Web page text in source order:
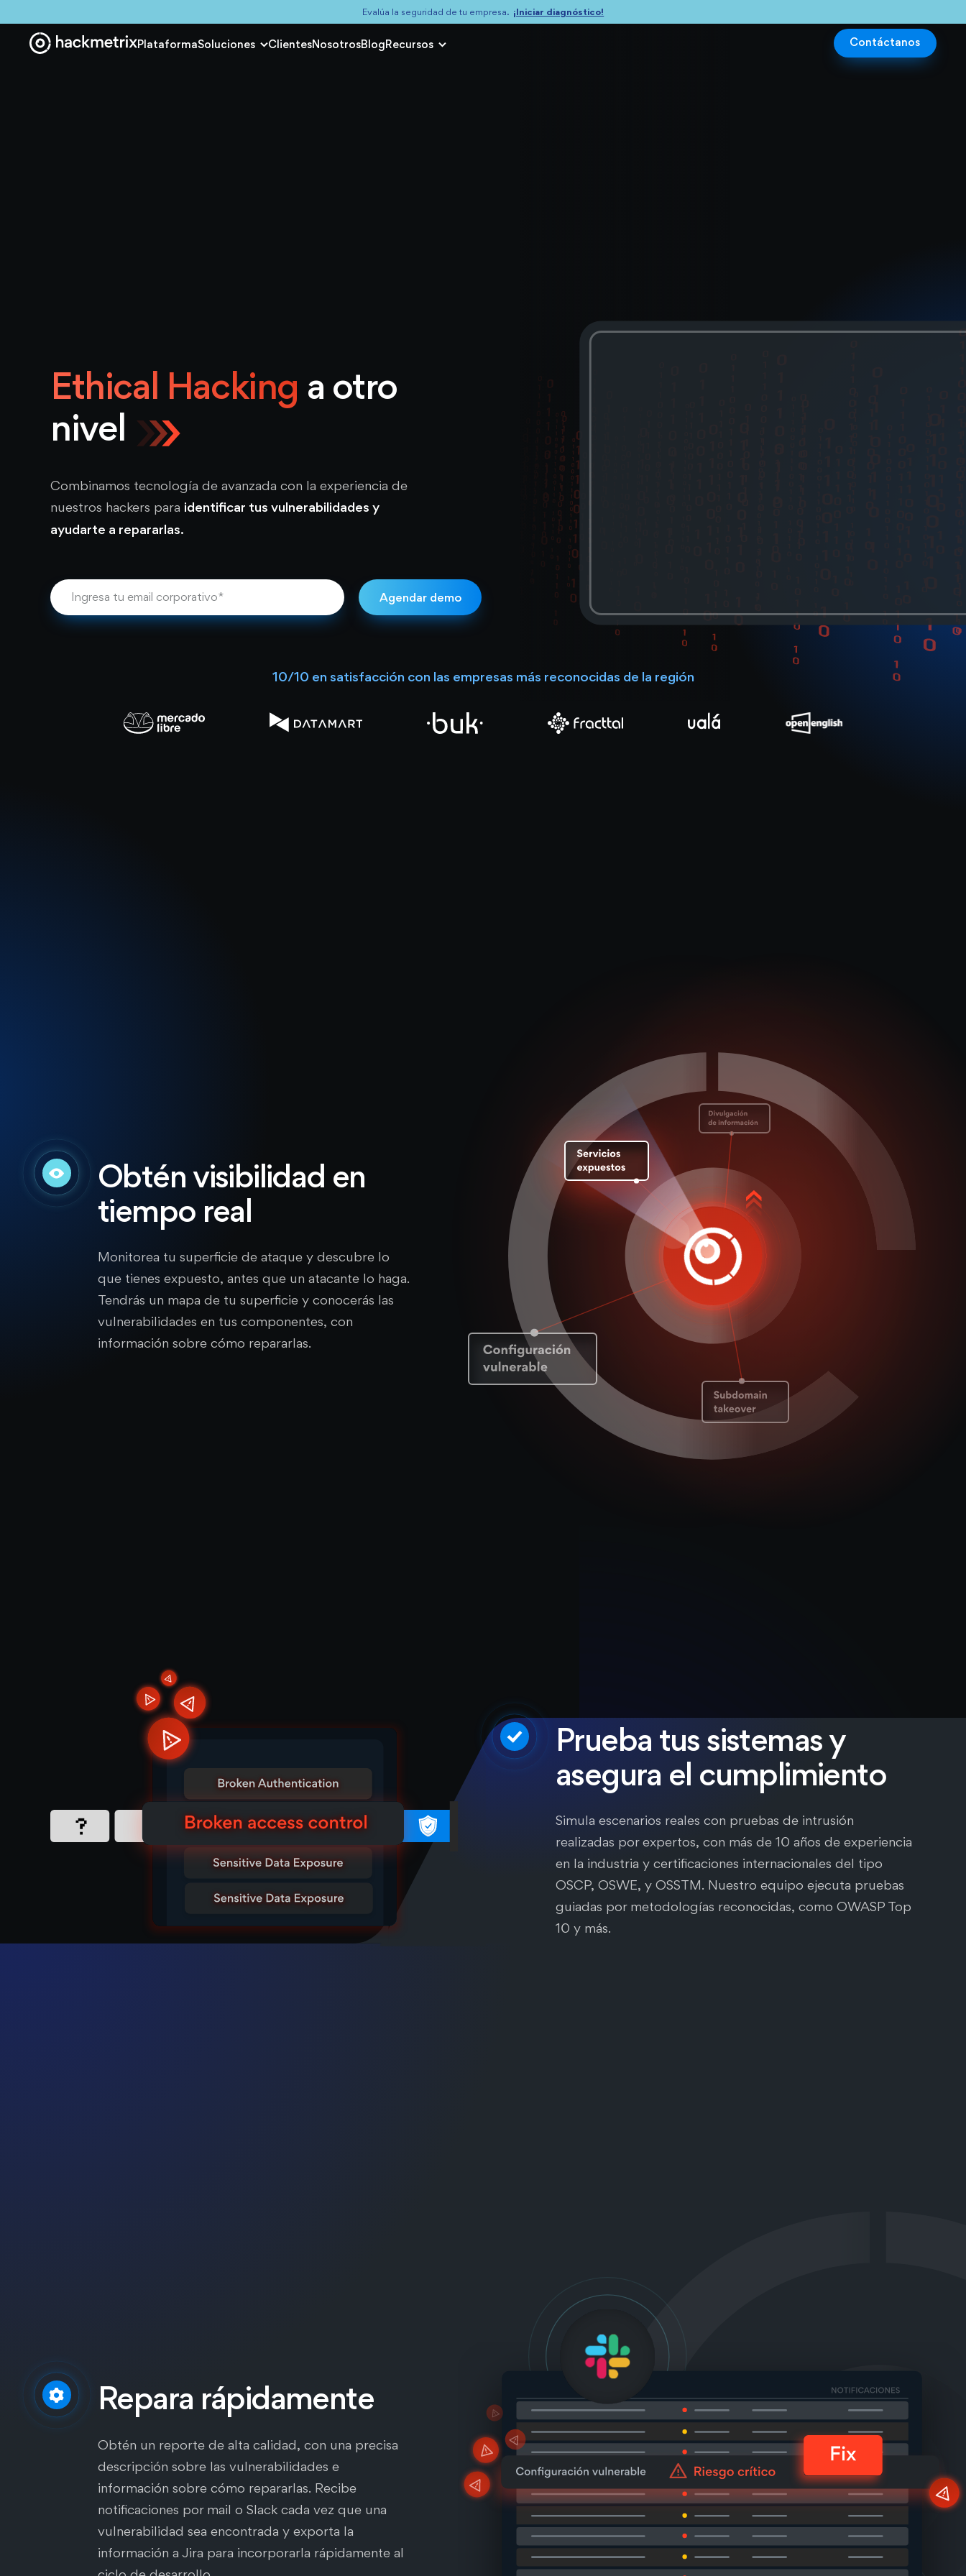
Evalúa la seguridad de tu empresa. ¡Iniciar diagnóstico!
PlataformaSoluciones ClientesNosotrosBlogRecursos Contáctanos
Ethical Hacking a otro
nivel
Combinamos tecnología de avanzada con la experiencia de
nuestros hackers para identificar tus vulnerabilidades y
ayudarte a repararlas.
10/10 en satisfacción con las empresas más reconocidas de la región
Obtén visibilidad en
tiempo real
Monitorea tu superficie de ataque y descubre lo
que tienes expuesto, antes que un atacante lo haga.
Tendrás un mapa de tu superficie y conocerás las
vulnerabilidades en tus componentes, con
información sobre cómo repararlas.
Prueba tus sistemas y
asegura el cumplimiento
Simula escenarios reales con pruebas de intrusión
realizadas por expertos, con más de 10 años de experiencia
en la industria y certificaciones internacionales del tipo
OSCP, OSWE, y OSSTM. Nuestro equipo ejecuta pruebas
guiadas por metodologías reconocidas, como OWASP Top
10 y más.
Repara rápidamente
Obtén un reporte de alta calidad, con una precisa
descripción sobre las vulnerabilidades e
información sobre cómo repararlas. Recibe
notificaciones por mail o Slack cada vez que una
vulnerabilidad sea encontrada y exporta la
información a Jira para incorporarla rápidamente al